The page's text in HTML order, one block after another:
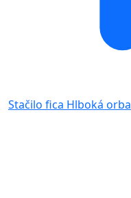
Stačilo fica Hlboká orba